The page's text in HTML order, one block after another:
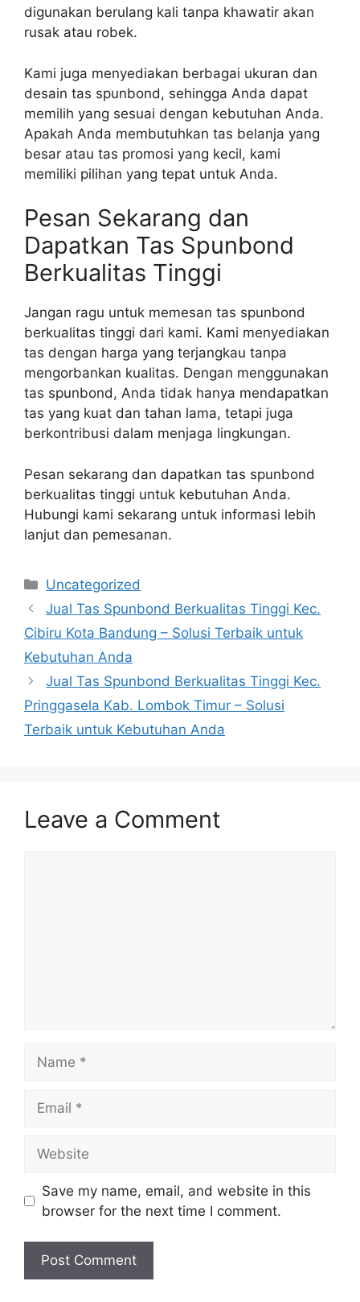
digunakan berulang kali tanpa khawatir akan
rusak atau robek.
Kami juga menyediakan berbagai ukuran dan
desain tas spunbond, sehingga Anda dapat
memilih yang sesuai dengan kebutuhan Anda.
Apakah Anda membutuhkan tas belanja yang
besar atau tas promosi yang kecil, kami
memiliki pilihan yang tepat untuk Anda.
Pesan Sekarang dan
Dapatkan Tas Spunbond
Berkualitas Tinggi
Jangan ragu untuk memesan tas spunbond
berkualitas tinggi dari kami. Kami menyediakan
tas dengan harga yang terjangkau tanpa
mengorbankan kualitas. Dengan menggunakan
tas spunbond, Anda tidak hanya mendapatkan
tas yang kuat dan tahan lama, tetapi juga
berkontribusi dalam menjaga lingkungan.
Pesan sekarang dan dapatkan tas spunbond
berkualitas tinggi untuk kebutuhan Anda.
Hubungi kami sekarang untuk informasi lebih
lanjut dan pemesanan.
Categories
Uncategorized
Jual Tas Spunbond Berkualitas Tinggi Kec.
Cibiru Kota Bandung – Solusi Terbaik untuk
Kebutuhan Anda
Jual Tas Spunbond Berkualitas Tinggi Kec.
Pringgasela Kab. Lombok Timur – Solusi
Terbaik untuk Kebutuhan Anda
Leave a Comment
Save my name, email, and website in this
browser for the next time I comment.